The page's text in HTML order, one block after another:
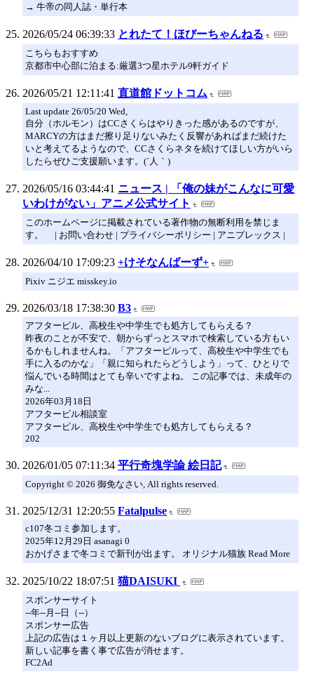
→ 牛帝の同人誌・単行本
2026/05/24 06:39:33 とれたて！ほびーちゃんねる
こちらもおすすめ
京都市中心部に泊まる:厳選3つ星ホテル9軒ガイド
2026/05/21 12:11:41 直道館ドットコム
Last update 26/05/20 Wed,
自分（ホルモン）はCCさくらはやりきった感があるのですが、
MARCYの方はまだ擦り足りないみたく反響があればまだ続けた
いと考えてるようなので、CCさくらネタを続けてほしい方がいら
したらぜひご支援願います。(´人｀)
2026/05/16 03:44:41 ニュース | 「俺の妹がこんなに可愛
いわけがない」アニメ公式サイト
このホームページに掲載されている著作物の無断利用を禁じま
す。 | お問い合わせ | プライバシーポリシー | アニプレックス |
2026/04/10 17:09:23 +けそなんばーず+
Pixiv ニジエ misskey.io
2026/03/18 17:38:30 B3
アフターピル、高校生や中学生でも処方してもらえる？
昨夜のことが不安で、朝からずっとスマホで検索している方もい
るかもしれませんね。「アフターピルって、高校生や中学生でも
手に入るのかな」「親に知られたらどうしよう」って、ひとりで
悩んでいる時間はとても辛いですよね。 この記事では、未成年の
みな...
2026年03月18日
アフターピル相談室
アフターピル、高校生や中学生でも処方してもらえる？
202
2026/01/05 07:11:34 平行奇塊学論 絵日記
Copyright © 2026 御免なさい, All rights reserved.
2025/12/31 12:20:55 Fatalpulse
c107冬コミ参加します。
2025年12月29日 asanagi 0
おかげさまで冬コミで新刊が出ます。 オリジナル猫族 Read More
2025/10/22 18:07:51 猫DAISUKI
スポンサーサイト
--年--月--日（--）
スポンサー広告
上記の広告は１ヶ月以上更新のないブログに表示されています。
新しい記事を書く事で広告が消せます。
FC2Ad